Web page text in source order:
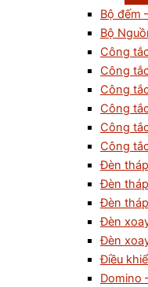
Bộ đếm
Bộ
Công
Công
Công
Công
Công
Công
Đèn
Đèn
Đèn
Đèn
Đèn
Điều
Domino